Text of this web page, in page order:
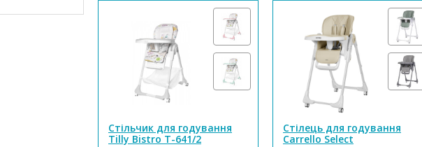
довговічність використанн...
Стільчик для годування
Tilly Bistro T-641/2
Стілець для годування
Carrello Select